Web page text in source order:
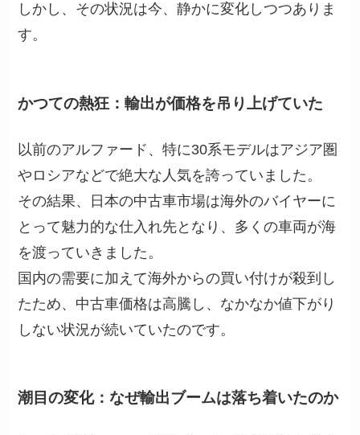
しかし、その状況は今、静かに変化しつつありま
す。
かつての熱狂：輸出が価格を吊り上げていた
以前のアルファード、特に30系モデルはアジア圏
やロシアなどで絶大な人気を誇っていました。
その結果、日本の中古車市場は海外のバイヤーに
とって魅力的な仕入れ先となり、多くの車両が海
を渡っていきました。
国内の需要に加えて海外からの買い付けが殺到し
たため、中古車価格は高騰し、なかなか値下がり
しない状況が続いていたのです。
潮目の変化：なぜ輸出ブームは落ち着いたのか